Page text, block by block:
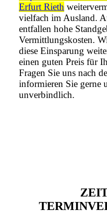
Erfurt Rieth
vielfach im Ausland.
entfallen hohe
Vermittlungskosten.
diese Einsparung
einen guten Preis für
Fragen Sie uns nach
informieren Sie gerne
unverbindlich.